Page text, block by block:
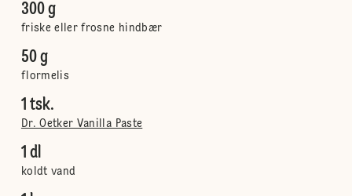
300 g
friske eller frosne hindbær
50 g
flormelis
1 tsk.
Dr. Oetker Vanilla Paste
1 dl
koldt vand